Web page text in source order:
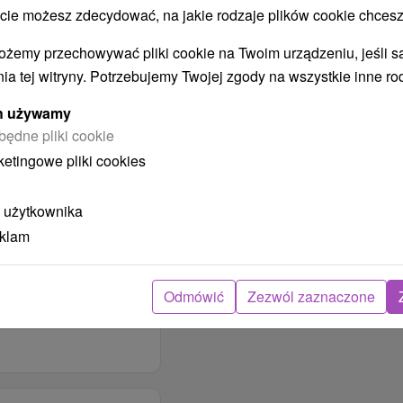
bufetu, wybór kolacji
tym dostęp
bezpłatne
możesz zdecydować, na jakie rodzaje plików cookie
przechowywać pliki cookie na Twoim urządzeniu, jeśli
tej witryny. Potrzebujemy Twojej zgody na wszystkie inne
używamy
pliki cookie
pliki cookies
Odmówić Zezwól zaznaczone